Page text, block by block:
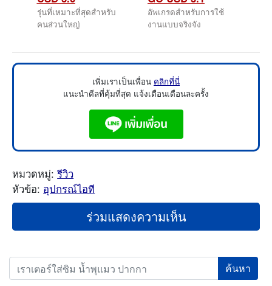
รุ่นที่เหมาะที่สุดสำหรับ
คนส่วนใหญ่
อัพเกรดสำหรับการใช้
งานแบบจริงจัง
เพิ่มเราเป็นเพื่อน คลิกที่นี่
แนะนำดีลที่คุ้มที่สุด แจ้งเตือนเดือนละครั้ง
หมวดหมู่:รีวิว
หัวข้อ: อุปกรณ์ไอที
ร่วมแสดงความเห็น
Search